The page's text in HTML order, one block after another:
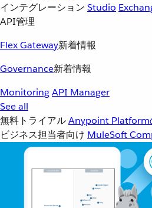
インテグレーション Studio
API管理
Flex Gateway新着情報
Governance新着情報
MonitoringAPI Manager
See all
無料トライアルAnypoint Platform
ビジネス担当者向け MuleSoft